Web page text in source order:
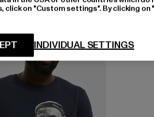
on "Custom settings". By clicking
INDIVIDUAL SETTINGS